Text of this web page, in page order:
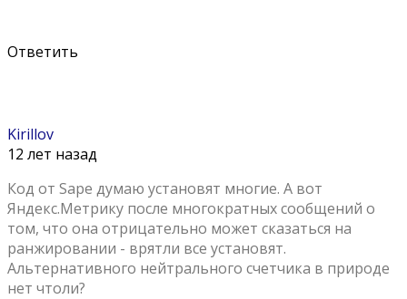
Ответить
Kirillov
12 лет назад
Код от Sape думаю установят многие. А вот
Яндекс.Метрику после многократных сообщений о
том, что она отрицательно может сказаться на
ранжировании - врятли все установят.
Альтернативного нейтрального счетчика в природе
нет чтоли?